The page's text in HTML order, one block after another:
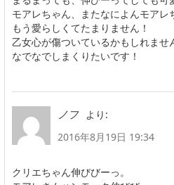
モアレちゃん、またなによんモアレ
もう愛らしくてたまりません！
乙女心が傷ついているかもしれませ
なでなでしまくりたいです！
ノフ
より:
2016年8月19日 19:34
クリエちゃん伸びびーっ。